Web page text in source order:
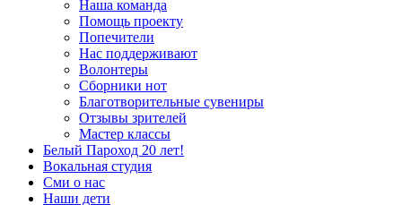
Наша команда
Помощь проекту
Попечители
Нас поддерживают
Волонтеры
Сборники нот
Благотворительные сувениры
Отзывы зрителей
Мастер классы
Белый Пароход 20 лет!
Вокальная студия
Сми о нас
Наши дети